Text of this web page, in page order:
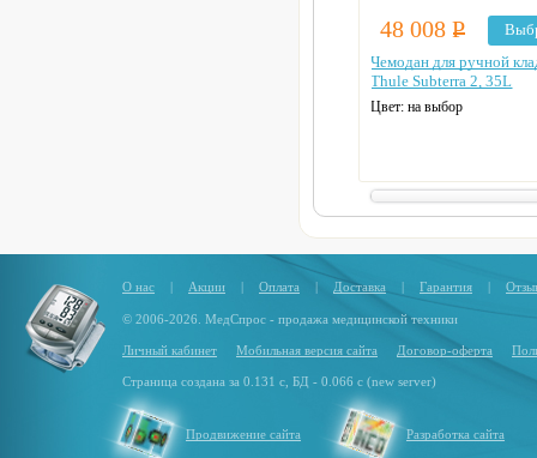
48 008Р
Чемодан для ручной
Thule Subterra 2, 35L
Цвет: на выбор
О нас | Акции | Оплата | Доставка | Гарантия |
© 2006-2026. МедСпрос - продажа медицинской техники
Личный кабинет Мобильная версия сайта Договор-оферта
Страница создана за 0.131 с, БД - 0.066 с (new server)
Продвижение сайта Разработка сайта